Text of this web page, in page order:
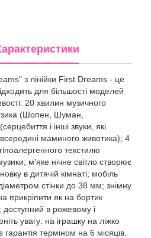
з лінійки First Dreams - це
для більшості моделей
20 хвилин музичного
(Шопен, Шуман,
і інші звуки, які
маминого животика); 4
текстилю
м'яке нічне світло створює
в дитячій кімнаті; мобіль
стінки до 38 мм; знімну
прикріпити як на бортик
доступний в рожевому і
увагу: на іграшку на ліжко
терміном на 6 місяців.